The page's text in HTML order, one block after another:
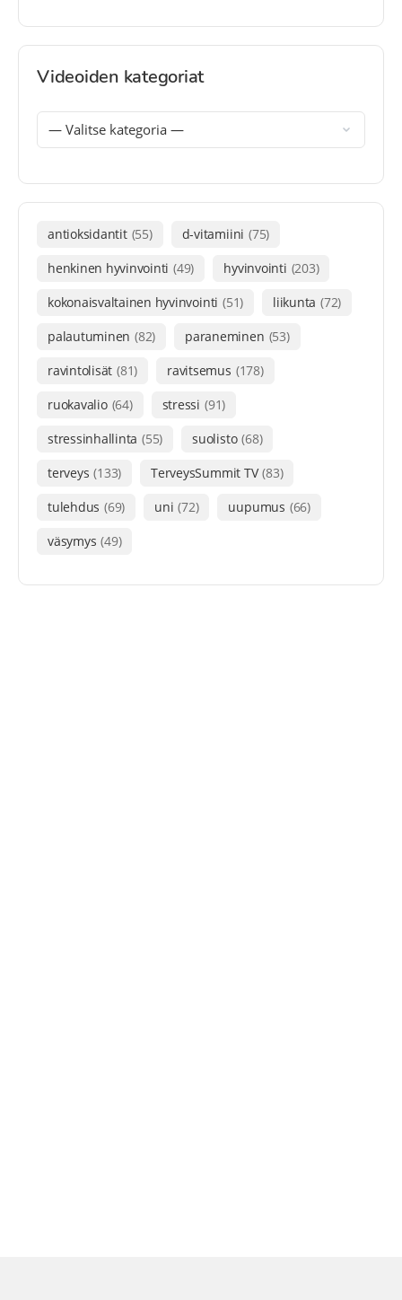
Videoiden kategoriat
antioksidantit (55) d-vitamiini (75)
henkinen hyvinvointi (49) hyvinvointi (203)
kokonaisvaltainen hyvinvointi (51) liikunta (72)
palautuminen (82) paraneminen (53)
ravintolisät (81) ravitsemus (178)
ruokavalio (64) stressi (91)
stressinhallinta (55) suolisto (68)
terveys (133) TerveysSummit TV (83)
tulehdus (69) uni (72) uupumus (66)
väsymys (49)